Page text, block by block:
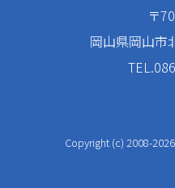
〒
岡山県岡山市
Copyright (c) 2008-